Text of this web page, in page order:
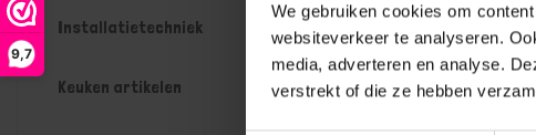
9,7
We gebruiken cookies om
websiteverkeer te analyseren.
media, adverteren en analyse.
verstrekt of die ze hebben
Installatietechniek
Keuken artikelen